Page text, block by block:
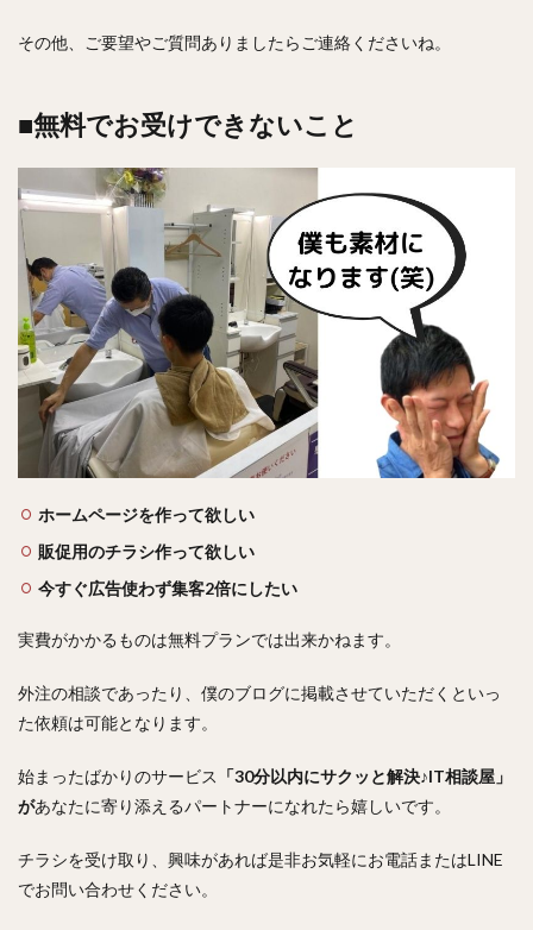
その他、ご要望やご質問ありましたらご連絡くださいね。
■無料でお受けできないこと
ホームページを作って欲しい
販促用のチラシ作って欲しい
今すぐ広告使わず集客2倍にしたい
実費がかかるものは無料プランでは出来かねます。
外注の相談であったり、僕のブログに掲載させていただくといっ
た依頼は可能となります。
始まったばかりのサービス 「30分以内にサクッと解決♪IT相談屋」
があなたに寄り添えるパートナーになれたら嬉しいです。
チラシを受け取り、興味があれば是非お気軽にお電話またはLINE
でお問い合わせください。